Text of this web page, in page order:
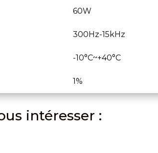
60W
300Hz-15kHz
-10°C~+40°C
1%
intéresser :